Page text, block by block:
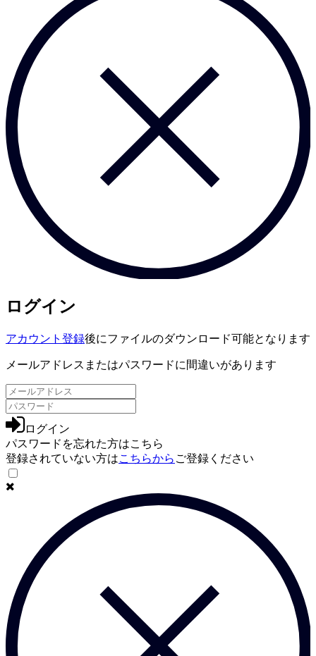
ログイン
アカウント登録後にファイルのダウンロード可能となります
メールアドレスまたはパスワードに間違いがあります
ログイン
パスワードを忘れた方はこちら
登録されていない方はこちらから ご登録ください